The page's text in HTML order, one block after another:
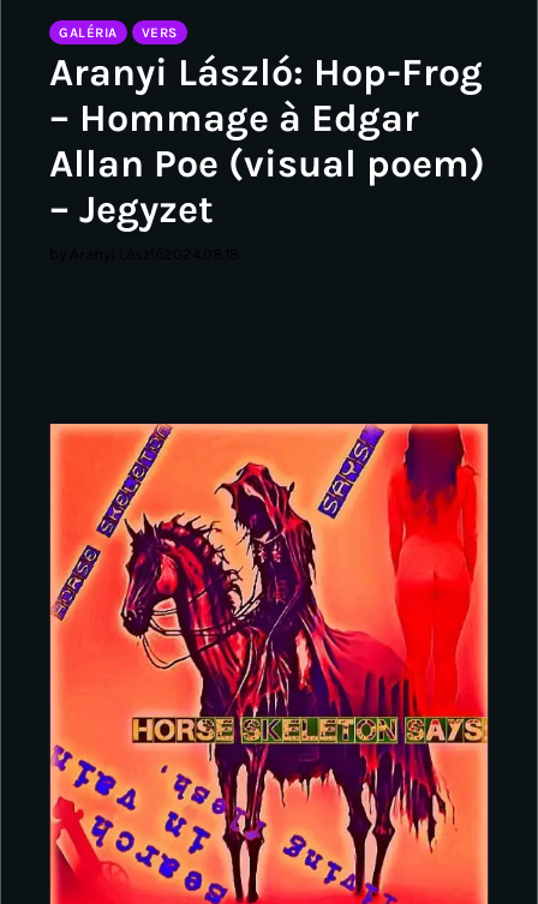
GALÉRIA VERS
Aranyi László: Hop-Frog
– Hommage à Edgar
Allan Poe (visual poem)
– Jegyzet